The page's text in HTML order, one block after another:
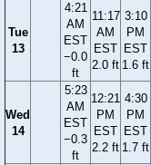
Tue
13
4:21
AM
EST
−0.0
ft
11:17
AM
EST
2.0 ft
3:10
PM
EST
1.6 ft
Wed
14
5:23
AM
EST
−0.3
ft
12:21
PM
EST
2.2 ft
4:30
PM
EST
1.7 ft